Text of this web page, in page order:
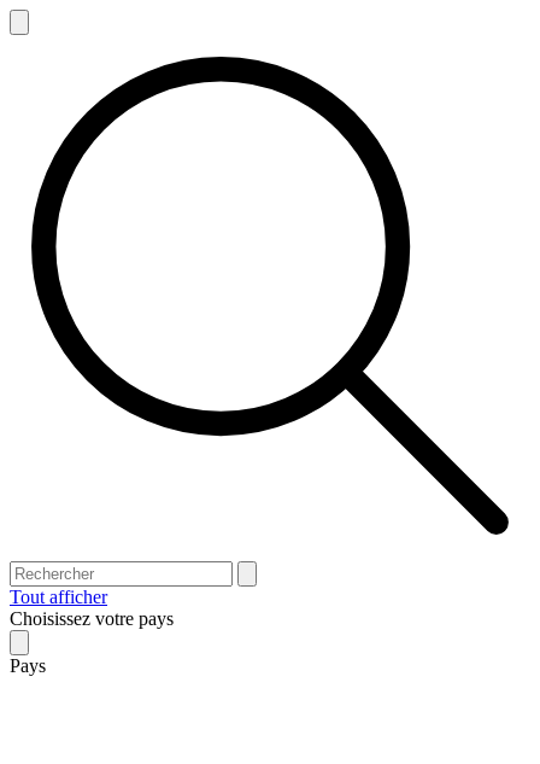
Tout afficher
Choisissez votre pays
Pays